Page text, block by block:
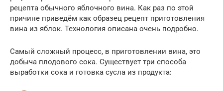
рецепта обычного яблочного вина. Как раз по этой
причине приведём как образец рецепт приготовления
вина из яблок. Технология описана очень подробно.
Самый сложный процесс, в приготовлении вина, это
добыча плодового сока. Существует три способа
выработки сока и готовка сусла из продукта: